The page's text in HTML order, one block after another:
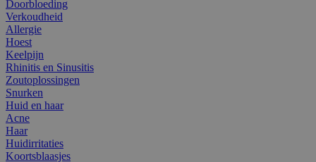
Doorbloeding
Verkoudheid
Allergie
Hoest
Keelpijn
Rhinitis en Sinusitis
Zoutoplossingen
Snurken
Huid en haar
Acne
Haar
Huidirritaties
Koortsblaasjes